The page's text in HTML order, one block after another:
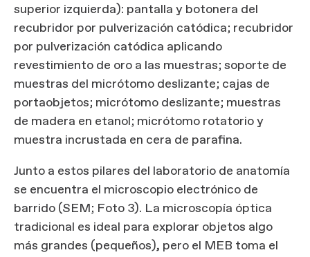
superior izquierda): pantalla y botonera del
recubridor por pulverización catódica; recubridor
por pulverización catódica aplicando
revestimiento de oro a las muestras; soporte de
muestras del micrótomo deslizante; cajas de
portaobjetos; micrótomo deslizante; muestras
de madera en etanol; micrótomo rotatorio y
muestra incrustada en cera de parafina.
Junto a estos pilares del laboratorio de anatomía
se encuentra el microscopio electrónico de
barrido (SEM; Foto 3). La microscopía óptica
tradicional es ideal para explorar objetos algo
más grandes (pequeños), pero el MEB toma el